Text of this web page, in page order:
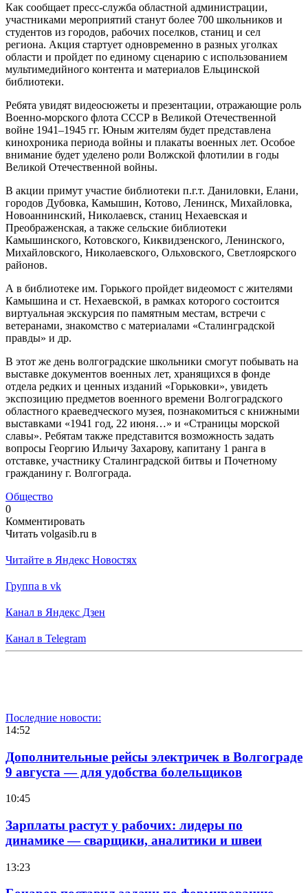
Как сообщает пресс-служба областной администрации,
участниками мероприятий станут более 700 школьников и
студентов из городов, рабочих поселков, станиц и сел
региона. Акция стартует одновременно в разных уголках
области и пройдет по единому сценарию с использованием
мультимедийного контента и материалов Ельцинской
библиотеки.
Ребята увидят видеосюжеты и презентации, отражающие роль
Военно-морского флота СССР в Великой Отечественной
войне 1941–1945 гг. Юным жителям будет представлена
кинохроника периода войны и плакаты военных лет. Особое
внимание будет уделено роли Волжской флотилии в годы
Великой Отечественной войны.
В акции примут участие библиотеки п.г.т. Даниловки, Елани,
городов Дубовка, Камышин, Котово, Ленинск, Михайловка,
Новоаннинский, Николаевск, станиц Нехаевская и
Преображенская, а также сельские библиотеки
Камышинского, Котовского, Киквидзенского, Ленинского,
Михайловского, Николаевского, Ольховского, Светлоярского
районов.
А в библиотеке им. Горького пройдет видеомост с жителями
Камышина и ст. Нехаевской, в рамках которого состоится
виртуальная экскурсия по памятным местам, встречи с
ветеранами, знакомство с материалами «Сталинградской
правды» и др.
В этот же день волгоградские школьники смогут побывать на
выставке документов военных лет, хранящихся в фонде
отдела редких и ценных изданий «Горьковки», увидеть
экспозицию предметов военного времени Волгоградского
областного краеведческого музея, познакомиться с книжными
выставками «1941 год, 22 июня…» и «Страницы морской
славы». Ребятам также представится возможность задать
вопросы Георгию Ильичу Захарову, капитану 1 ранга в
отставке, участнику Сталинградской битвы и Почетному
гражданину г. Волгограда.
Общество
0
Комментировать
Читать volgasib.ru в
Читайте в Яндекс Новостях
Группа в vk
Канал в Яндекс Дзен
Канал в Telegram
Последние новости:
14:52
Дополнительные рейсы электричек в Волгограде
9 августа — для удобства болельщиков
10:45
Зарплаты растут у рабочих: лидеры по
динамике — сварщики, аналитики и швеи
13:23